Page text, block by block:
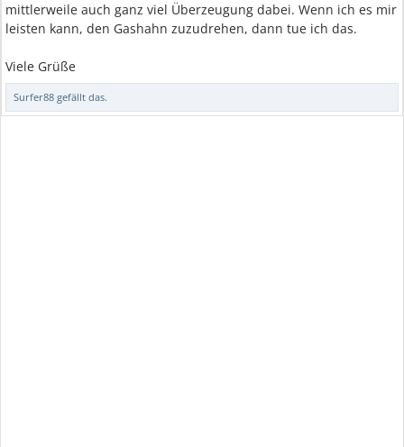
mittlerweile auch ganz viel Überzeugung dabei. Wenn ich es mir
leisten kann, den Gashahn zuzudrehen, dann tue ich das.
Viele Grüße
Surfer88 gefällt das.